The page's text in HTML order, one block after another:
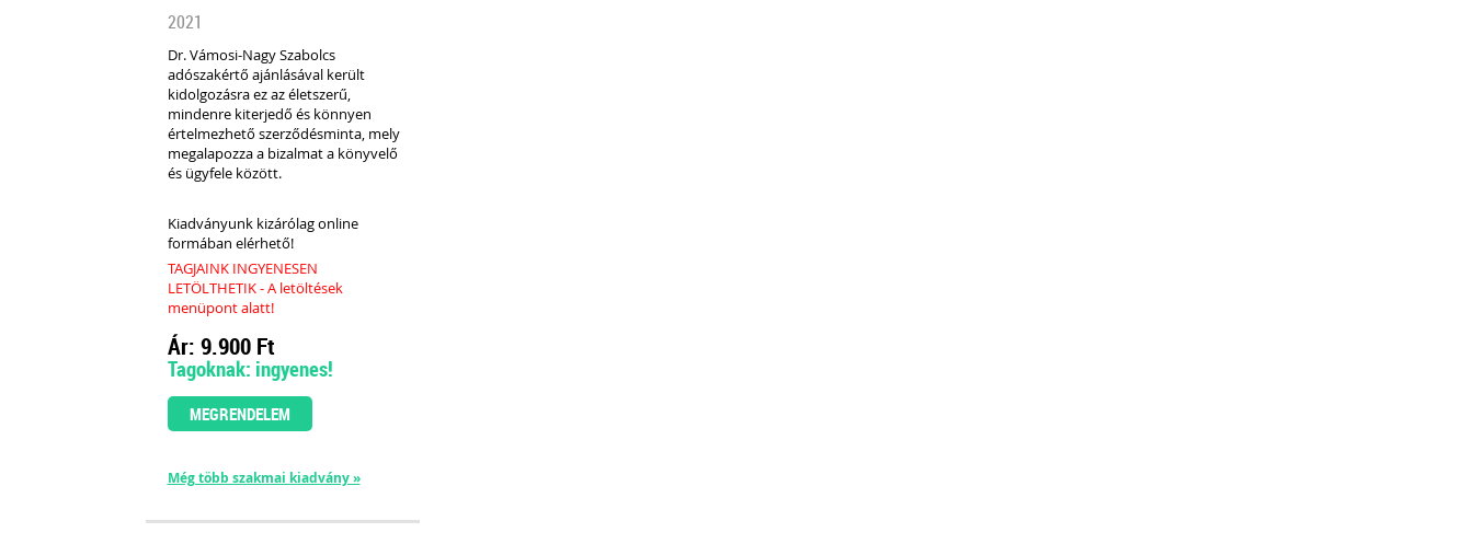
2021
Dr. Vámosi-Nagy Szabolcs
adószakértő ajánlásával került
kidolgozásra ez az életszerű,
mindenre kiterjedő és könnyen
értelmezhető szerződésminta, mely
megalapozza a bizalmat a könyvelő
és ügyfele között.
Kiadványunk kizárólag online
formában elérhető!
TAGJAINK INGYENESEN
LETÖLTHETIK - A letöltések
menüpont alatt!
Ár: 9.900 Ft
Tagoknak: ingyenes!
MEGRENDELEM
Még több szakmai kiadvány »